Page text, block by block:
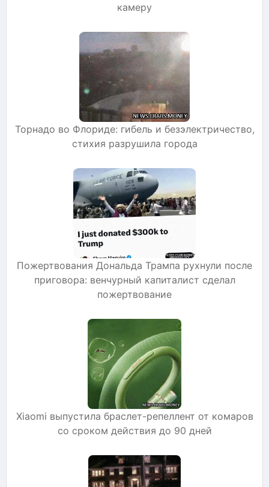
камеру
Торнадо во Флориде: гибель и безэлектричество,
стихия разрушила города
Пожертвования Дональда Трампа рухнули после
приговора: венчурный капиталист сделал
пожертвование
Xiaomi выпустила браслет-репеллент от комаров
со сроком действия до 90 дней